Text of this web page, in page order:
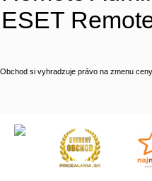
ESET
Obchod si vyhradzuje právo na zmenu